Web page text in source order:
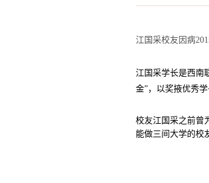
江国采校友因病
江国采学长是西南
金”，以奖掖优秀
校友江国采之前曾
能做三间大学的校